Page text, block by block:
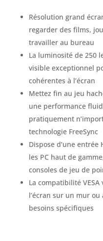
Résolution grand
regarder des films,
travailler au bureau
La luminosité de 250
visible exceptionnel
cohérentes à l’écran
Mettez fin au jeu
une performance
pratiquement
technologie FreeSync
Dispose d’une entrée
les PC haut de
consoles de jeu de
La compatibilité
l’écran sur un mur
besoins spécifiques